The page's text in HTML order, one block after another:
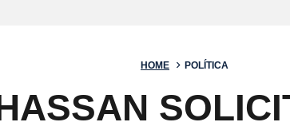
HOME POLÍTICA